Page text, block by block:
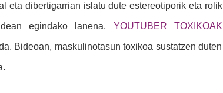
eta dibertigarrian islatu dute estereotiporik eta rolik
egindako lanena, YOUTUBER TOXIKOAK
Bideoan, maskulinotasun toxikoa sustatzen duten